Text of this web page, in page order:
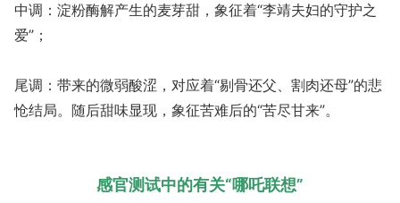
中调：淀粉酶解产生的麦芽甜，象征着“李靖夫妇的守护之
爱”；
尾调：带来的微弱酸涩，对应着“剔骨还父、割肉还母”的悲
怆结局。随后甜味显现，象征苦难后的“苦尽甘来”。
感官测试中的有关“哪吒联想”